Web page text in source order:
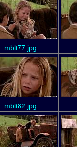
mblt77.jpg
mblt82.jpg